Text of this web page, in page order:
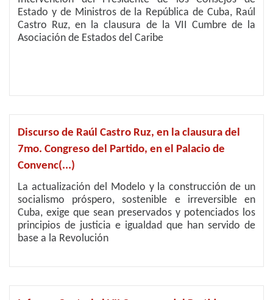
Estado y de Ministros de la República de Cuba, Raúl
Castro Ruz, en la clausura de la VII Cumbre de la
Asociación de Estados del Caribe
Discurso de Raúl Castro Ruz, en la clausura del
7mo. Congreso del Partido, en el Palacio de
Convenc(...)
La actualización del Modelo y la construcción de un
socialismo próspero, sostenible e irreversible en
Cuba, exige que sean preservados y potenciados los
principios de justicia e igualdad que han servido de
base a la Revolución